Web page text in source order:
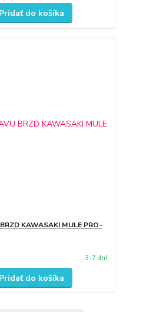
Pridať do košíka
KAWASAKI MULE PRO-
3-7 dní
Pridať do košíka